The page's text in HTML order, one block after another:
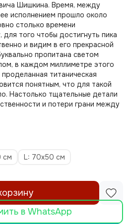
Шишкина. Время, между
исполнением прошло около
столько времени
того чтобы достигнуть пика
и видим в его прекрасной
пропитана светом
в каждом миллиметре этого
титаническая
понятным, что для такой
Настолько тщательные детали
и потери грани между
см
L: 70x50 см
в WhatsApp